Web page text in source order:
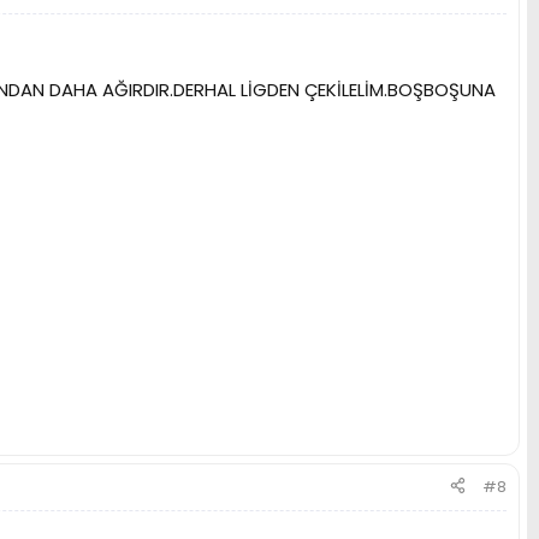
DAHA AĞIRDIR.DERHAL LİGDEN ÇEKİLELİM.BOŞBOŞUNA
#8